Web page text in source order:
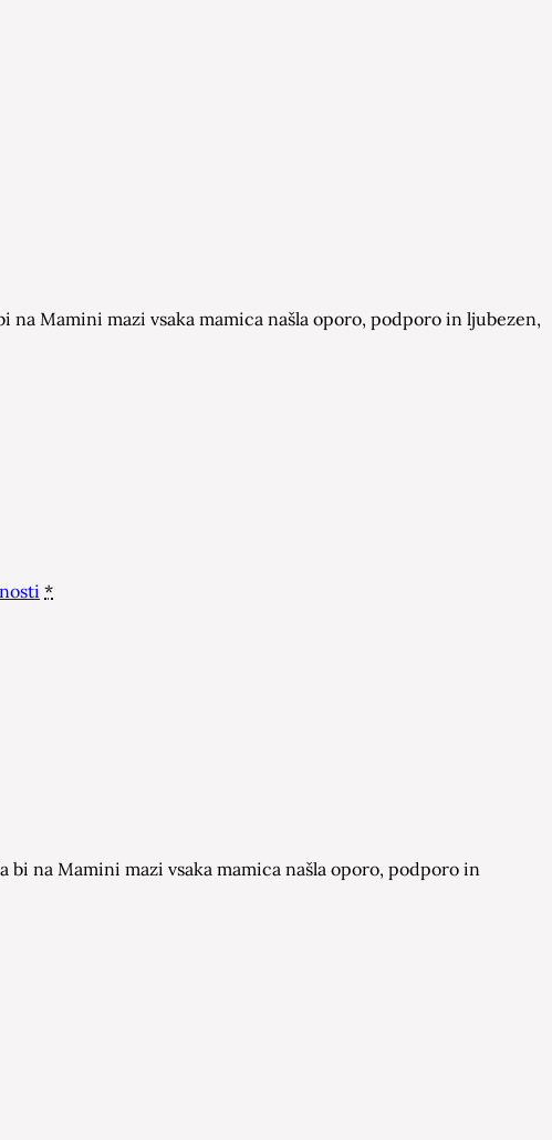
Mamini mazi vsaka mamica našla oporo, podporo in ljubezen,
*
na Mamini mazi vsaka mamica našla oporo, podporo in